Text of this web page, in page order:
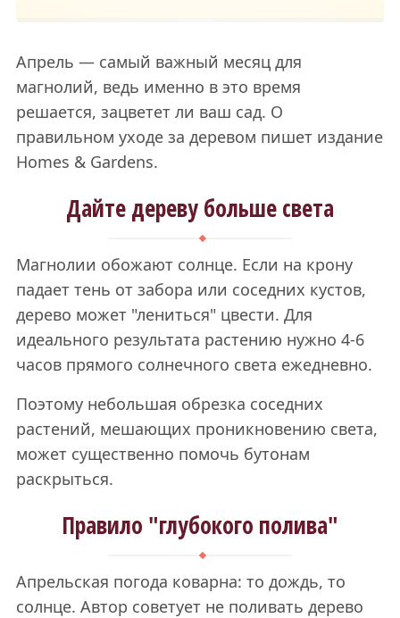
Апрель — самый важный месяц для
магнолий, ведь именно в это время
решается, зацветет ли ваш сад. О
правильном уходе за деревом пишет издание
Homes & Gardens.
Дайте дереву больше света
Магнолии обожают солнце. Если на крону
падает тень от забора или соседних кустов,
дерево может "лениться" цвести. Для
идеального результата растению нужно 4-6
часов прямого солнечного света ежедневно.
Поэтому небольшая обрезка соседних
растений, мешающих проникновению света,
может существенно помочь бутонам
раскрыться.
Правило "глубокого полива"
Апрельская погода коварна: то дождь, то
солнце. Автор советует не поливать дерево